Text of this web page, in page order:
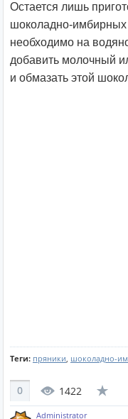
Остается лишь
шоколадно-имбирных
необходимо на
добавить молочный
и обмазать этой
Теги: пряники, шоколадно-
0 1422
Administrator